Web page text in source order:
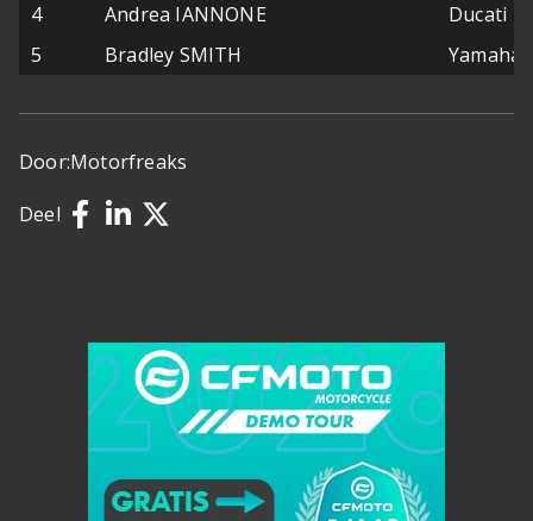
4
Andrea IANNONE
Ducati
5
Bradley SMITH Yamaha
Door:Motorfreaks
Deel